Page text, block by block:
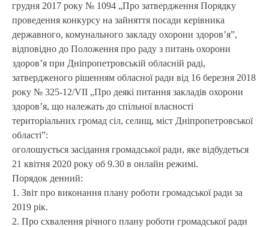
грудня 2017 року № 1094 „Про затвердження Порядку
проведення конкурсу на зайняття посади керівника
державного, комунального закладу охорони здоров’я”,
відповідно до Положення про раду з питань охорони
здоров’я при Дніпропетровській обласній раді,
затвердженого рішенням обласної ради від 16 березня 2018
року № 325-12/VIІ „Про деякі питання закладів охорони
здоров’я, що належать до спільної власності
територіальних громад сіл, селищ, міст Дніпропетровської
області”:
оголошується засідання громадської ради, яке відбудеться
21 квітня 2020 року об 9.30 в онлайн режимі.
Порядок денний:
1. Звіт про виконання плану роботи громадської ради за
2019 рік.
2. Про схвалення річного плану роботи громадської ради